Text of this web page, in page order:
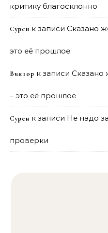
критику благосклонно
Сурен к записи Сказано
это её прошлое
Виктор к записи Сказано
– это её прошлое
Сурен к записи Не надо
проверки